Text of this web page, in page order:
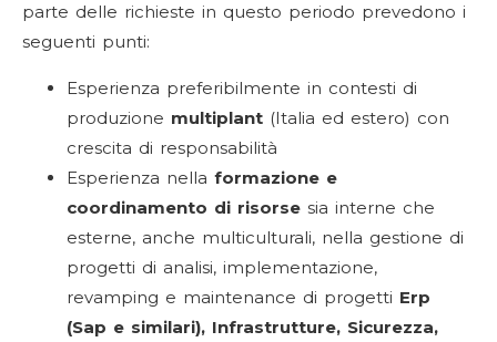
parte delle richieste in questo periodo prevedono i
seguenti punti:
Esperienza preferibilmente in contesti di
produzione multiplant (Italia ed estero) con
crescita di responsabilità
Esperienza nella formazione e
coordinamento di risorse sia interne che
esterne, anche multiculturali, nella gestione di
progetti di analisi, implementazione,
revamping e maintenance di progetti Erp
(Sap e similari), Infrastrutture, Sicurezza,